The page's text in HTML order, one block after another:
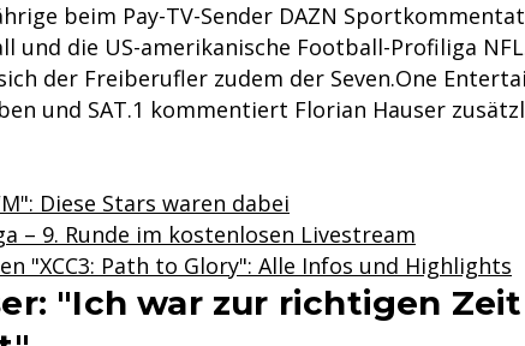
beim Pay-TV-Sender DAZN
und die US-amerikanische Football-Profiliga
der Freiberufler zudem der Seven.One
und SAT.1 kommentiert Florian Hauser
Diese Stars waren dabei
– 9. Runde im kostenlosen Livestream
"XCC3: Path to Glory": Alle Infos und Highlights
"Ich war zur richtigen